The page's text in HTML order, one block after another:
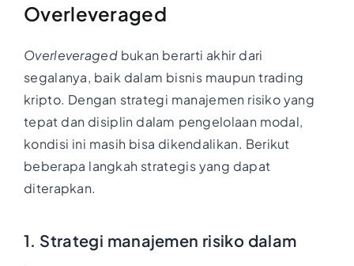
Overleveraged
Overleveragedbukan berarti akhir dari
segalanya, baik dalam bisnis maupun trading
kripto. Dengan strategi manajemen risiko yang
tepat dan disiplin dalam pengelolaan modal,
kondisi ini masih bisa dikendalikan. Berikut
beberapa langkah strategis yang dapat
diterapkan.
1. Strategi manajemen risiko dalam